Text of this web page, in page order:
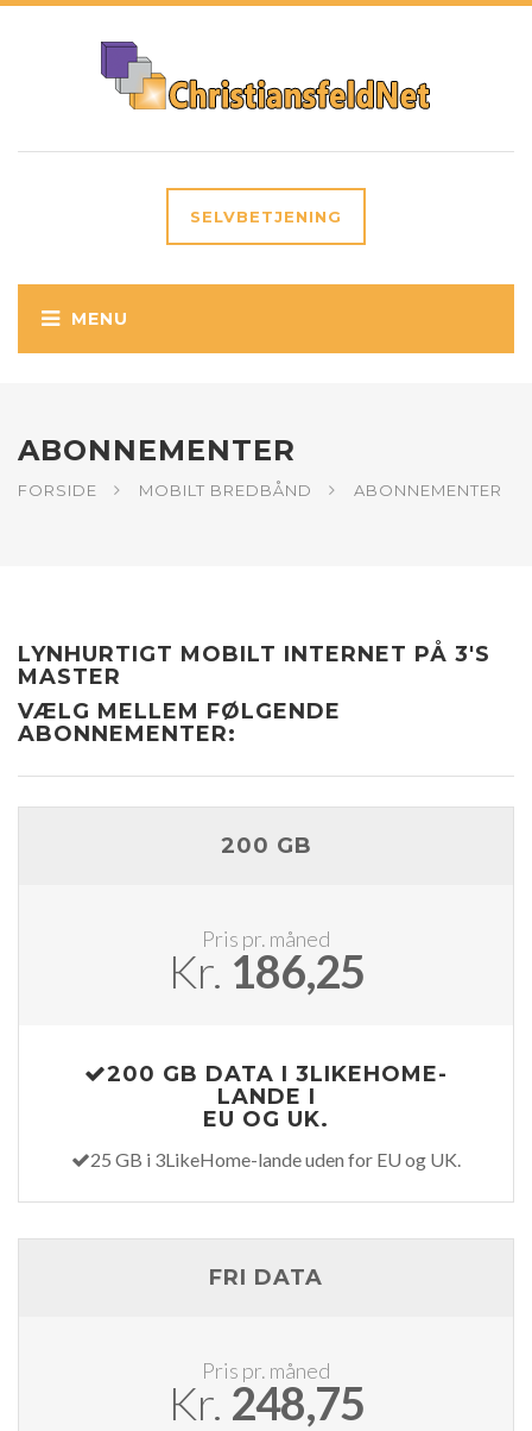
SELVBETJENING
ABONNEMENTER
FORSIDE MOBILT BREDBÅND ABONNEMENTER
LYNHURTIGT MOBILT INTERNET PÅ 3'S
MASTER
VÆLG MELLEM FØLGENDE
ABONNEMENTER:
200 GB
Pris pr. måned
Kr. 186,25
200 GB DATA I 3LIKEHOME-
LANDE I
EU OG UK.
25 GB i 3LikeHome-lande uden for EU og UK.
FRI DATA
Pris pr. måned
Kr. 248,75